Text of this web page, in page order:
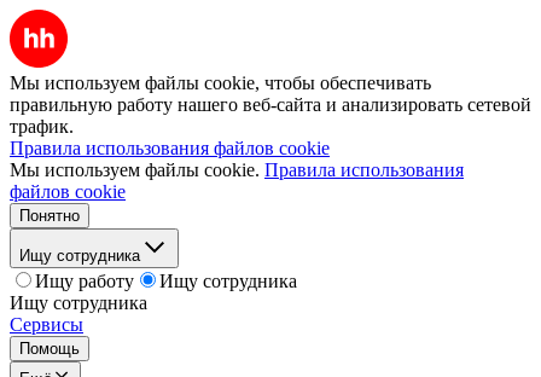
Мы используем файлы cookie, чтобы обеспечивать
правильную работу нашего веб-сайта и анализировать сетевой
трафик.
Правила использования файлов cookie
Мы используем файлы cookie. Правила использования
файлов cookie
Понятно
Ищу сотрудника
Ищу работу
Ищу сотрудника
Ищу сотрудника
Сервисы
Помощь